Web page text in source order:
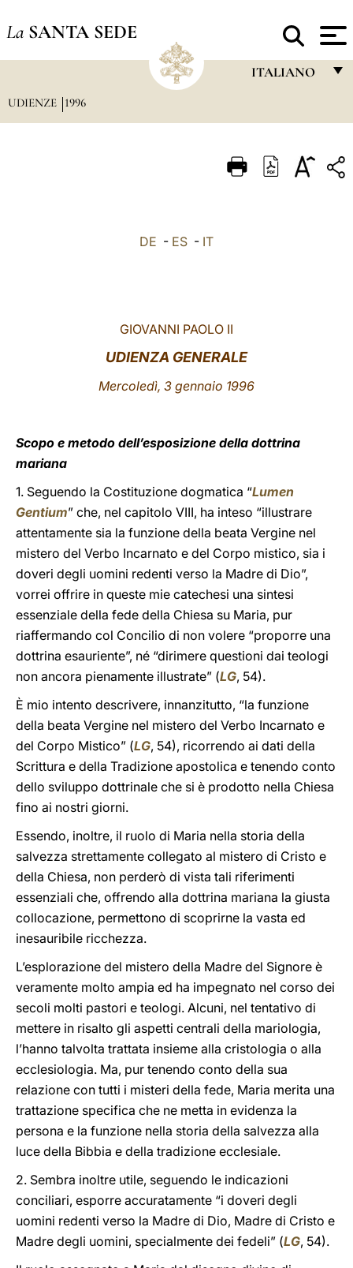
La SANTA SEDE
ITALIANO
ITALIANO
LATINE
UDIENZE 1996
DE - ES - IT
GIOVANNI PAOLO II
UDIENZA GENERALE
Mercoledì, 3 gennaio 1996
Scopo e metodo dell’esposizione della dottrina
mariana
1. Seguendo la Costituzione dogmatica “Lumen
Gentium” che, nel capitolo VIII, ha inteso “illustrare
attentamente sia la funzione della beata Vergine nel
mistero del Verbo Incarnato e del Corpo mistico, sia i
doveri degli uomini redenti verso la Madre di Dio”,
vorrei offrire in queste mie catechesi una sintesi
essenziale della fede della Chiesa su Maria, pur
riaffermando col Concilio di non volere “proporre una
dottrina esauriente”, né “dirimere questioni dai teologi
non ancora pienamente illustrate” (LG, 54).
È mio intento descrivere, innanzitutto, “la funzione
della beata Vergine nel mistero del Verbo Incarnato e
del Corpo Mistico” (LG, 54), ricorrendo ai dati della
Scrittura e della Tradizione apostolica e tenendo conto
dello sviluppo dottrinale che si è prodotto nella Chiesa
fino ai nostri giorni.
Essendo, inoltre, il ruolo di Maria nella storia della
salvezza strettamente collegato al mistero di Cristo e
della Chiesa, non perderò di vista tali riferimenti
essenziali che, offrendo alla dottrina mariana la giusta
collocazione, permettono di scoprirne la vasta ed
inesauribile ricchezza.
L’esplorazione del mistero della Madre del Signore è
veramente molto ampia ed ha impegnato nel corso dei
secoli molti pastori e teologi. Alcuni, nel tentativo di
mettere in risalto gli aspetti centrali della mariologia,
l’hanno talvolta trattata insieme alla cristologia o alla
ecclesiologia. Ma, pur tenendo conto della sua
relazione con tutti i misteri della fede, Maria merita una
trattazione specifica che ne metta in evidenza la
persona e la funzione nella storia della salvezza alla
luce della Bibbia e della tradizione ecclesiale.
2. Sembra inoltre utile, seguendo le indicazioni
conciliari, esporre accuratamente “i doveri degli
uomini redenti verso la Madre di Dio, Madre di Cristo e
Madre degli uomini, specialmente dei fedeli” (LG, 54).